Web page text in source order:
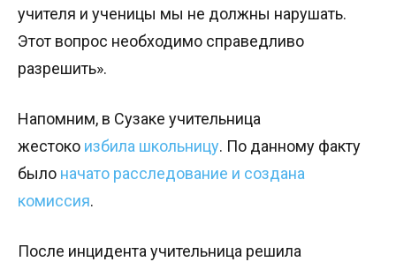
учителя и ученицы мы не должны нарушать.
Этот вопрос необходимо справедливо
разрешить».
Напомним, в Сузаке учительница
жестоко избила школьницу. По данному факту
было начато расследование и создана
комиссия.
После инцидента учительница решила